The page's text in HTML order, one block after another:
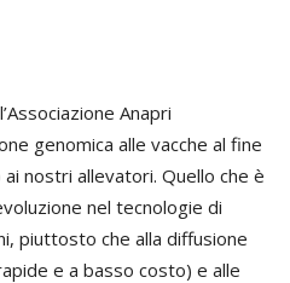
Anapri
genomica alle vacche al fine
nostri allevatori. Quello che è
nel tecnologie di
piuttosto che alla diffusione
e a basso costo) e alle